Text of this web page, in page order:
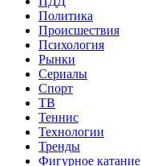
Политика
Происшествия
Психология
Рынки
Сериалы
Спорт
ТВ
Теннис
Технологии
Тренды
Фигурное катание